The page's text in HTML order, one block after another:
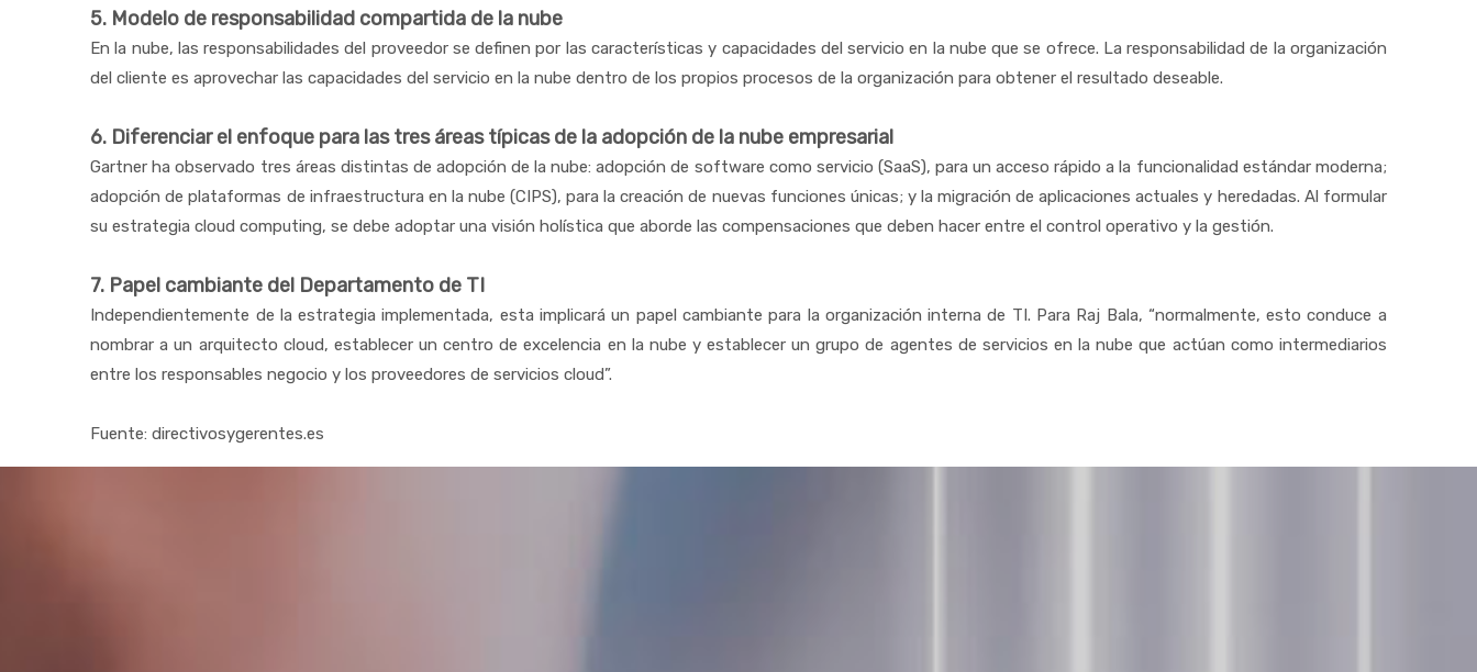
5. Modelo de responsabilidad compartida de la nube
En la nube, las responsabilidades del proveedor se definen por las características y capacidades del servicio en la nube que se ofrece. La responsabilidad de la organización
del cliente es aprovechar las capacidades del servicio en la nube dentro de los propios procesos de la organización para obtener el resultado deseable.
6. Diferenciar el enfoque para las tres áreas típicas de la adopción de la nube empresarial
Gartner ha observado tres áreas distintas de adopción de la nube: adopción de software como servicio (SaaS), para un acceso rápido a la funcionalidad estándar moderna;
adopción de plataformas de infraestructura en la nube (CIPS), para la creación de nuevas funciones únicas; y la migración de aplicaciones actuales y heredadas. Al formular
su estrategia cloud computing, se debe adoptar una visión holística que aborde las compensaciones que deben hacer entre el control operativo y la gestión.
7. Papel cambiante del Departamento de TI
Independientemente de la estrategia implementada, esta implicará un papel cambiante para la organización interna de TI. Para Raj Bala, “normalmente, esto conduce a
nombrar a un arquitecto cloud, establecer un centro de excelencia en la nube y establecer un grupo de agentes de servicios en la nube que actúan como intermediarios
entre los responsables negocio y los proveedores de servicios cloud”.
Fuente: directivosygerentes.es